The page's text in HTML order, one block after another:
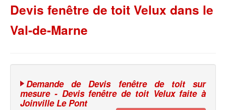
Devis fenêtre de toit Velux dans le
Val-de-Marne
Demande de Devis fenêtre de toit sur
mesure - Devis fenêtre de toit Velux faite à
Joinville Le Pont